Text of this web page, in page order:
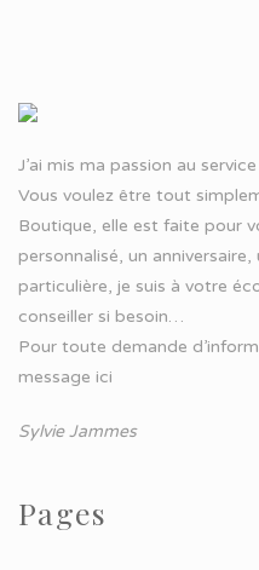
J’ai mis ma passion au
Vous voulez être tout
Boutique, elle est faite pour
personnalisé, un
particulière, je suis à votre
conseiller si besoin…
Pour toute demande
message ici
Sylvie Jammes
Pages